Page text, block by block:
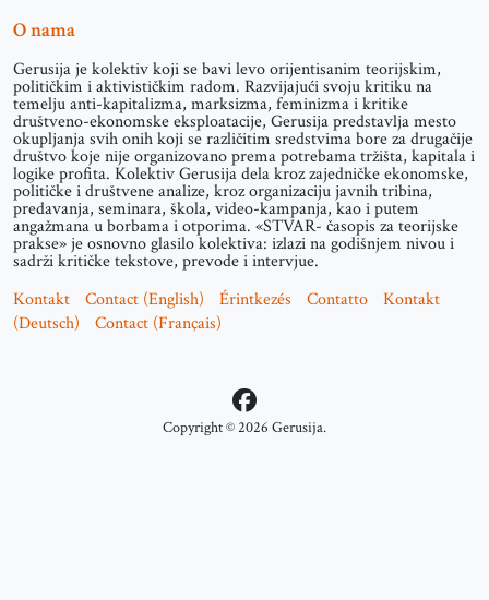
O nama
Gerusija je kolektiv koji se bavi levo orijentisanim teorijskim,
političkim i aktivističkim radom. Razvijajući svoju kritiku na
temelju anti-kapitalizma, marksizma, feminizma i kritike
društveno-ekonomske eksploatacije, Gerusija predstavlja mesto
okupljanja svih onih koji se različitim sredstvima bore za drugačije
društvo koje nije organizovano prema potrebama tržišta, kapitala i
logike profita. Kolektiv Gerusija dela kroz zajedničke ekonomske,
političke i društvene analize, kroz organizaciju javnih tribina,
predavanja, seminara, škola, video-kampanja, kao i putem
angažmana u borbama i otporima. «STVAR- časopis za teorijske
prakse» je osnovno glasilo kolektiva: izlazi na godišnjem nivou i
sadrži kritičke tekstove, prevode i intervjue.
Kontakt
Contact (English) Érintkezés Contatto
Kontakt
(Deutsch)
Contact (Français)
Copyright © 2026 Gerusija.